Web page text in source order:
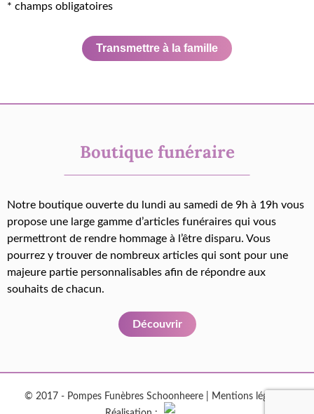
* champs obligatoires
Transmettre à la famille
Boutique funéraire
Notre boutique ouverte du lundi au samedi de 9h à 19h vous
propose une large gamme d’articles funéraires qui vous
permettront de rendre hommage à l’être disparu. Vous
pourrez y trouver de nombreux articles qui sont pour une
majeure partie personnalisables afin de répondre aux
souhaits de chacun.
Découvrir
© 2017 - Pompes Funèbres Schoonheere | Mentions légales